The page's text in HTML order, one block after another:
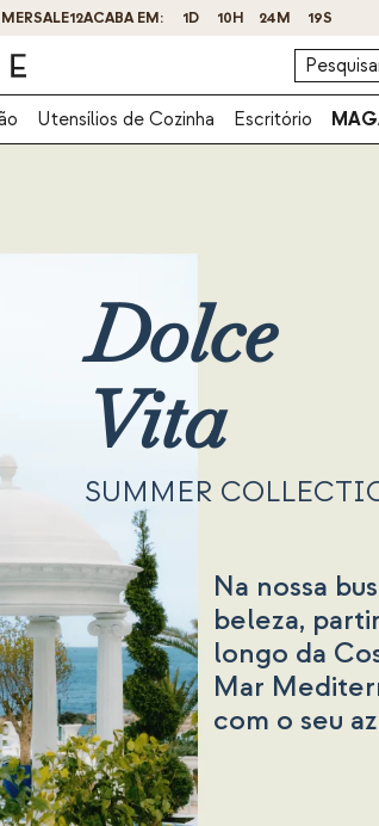
AGORA!
Utensílios de Cozinha Escritório
Dolce
Vita
SUMMER
Na nossa
beleza,
longo da
Mar
com o seu